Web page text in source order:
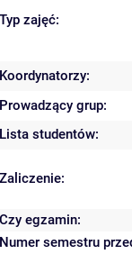
Typ zajęć:
Koordynatorzy:
Prowadzący grup:
Lista studentów:
Zaliczenie:
Czy egzamin:
Numer semestru